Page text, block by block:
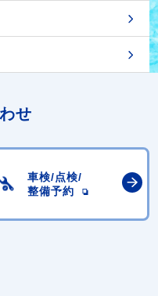
せ
車検/点検/
整備予約